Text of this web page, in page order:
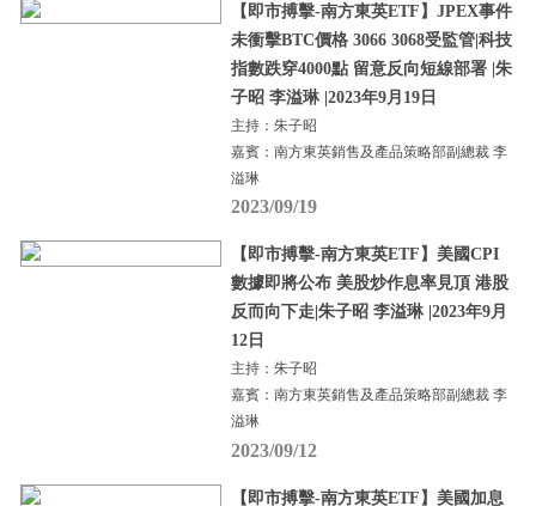
【即市搏擊-南方東英ETF】JPEX事件
未衝擊BTC價格 3066 3068受監管|科技
指數跌穿4000點 留意反向短線部署 |朱
子昭 李溢琳 |2023年9月19日
主持：朱子昭
嘉賓：南方東英銷售及產品策略部副總裁 李
溢琳
2023/09/19
【即市搏擊-南方東英ETF】美國CPI
數據即將公布 美股炒作息率見頂 港股
反而向下走|朱子昭 李溢琳 |2023年9月
12日
主持：朱子昭
嘉賓：南方東英銷售及產品策略部副總裁 李
溢琳
2023/09/12
【即市搏擊-南方東英ETF】美國加息